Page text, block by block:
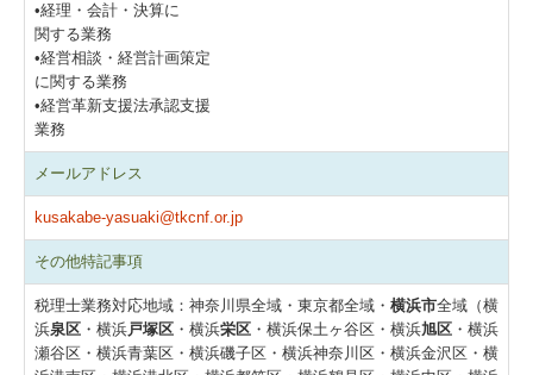
•経理・会計・決算に
関する業務
•経営相談・経営計画策定
に関する業務
•経営革新支援法承認支援
業務
メールアドレス
kusakabe-yasuaki@tkcnf.or.jp
その他特記事項
税理士業務対応地域：神奈川県全域・東京都全域・ 横浜市全域（横
浜泉区 ・横浜戸塚区 ・横浜栄区 ・横浜保土ヶ谷区・横浜旭区 ・横浜
瀬谷区・横浜青葉区・横浜磯子区・横浜神奈川区・横浜金沢区・横